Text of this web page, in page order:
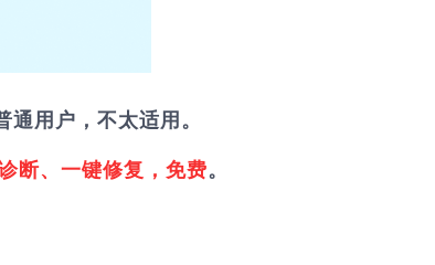
用户，不太适用。
断、一键修复，免费。